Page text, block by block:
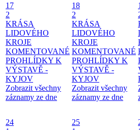
17
2
KRÁSA
LIDOVÉHO
KROJE
KOMENTOVANÉ
PROHLÍDKY K
VÝSTAVĚ -
KYJOV
Zobrazit všechny
záznamy ze dne
18
2
KRÁSA
LIDOVÉHO
KROJE
KOMENTOVANÉ
PROHLÍDKY K
VÝSTAVĚ -
KYJOV
Zobrazit všechny
záznamy ze dne
24
25